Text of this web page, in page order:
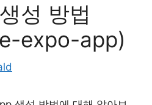
성 방법
expo-app)